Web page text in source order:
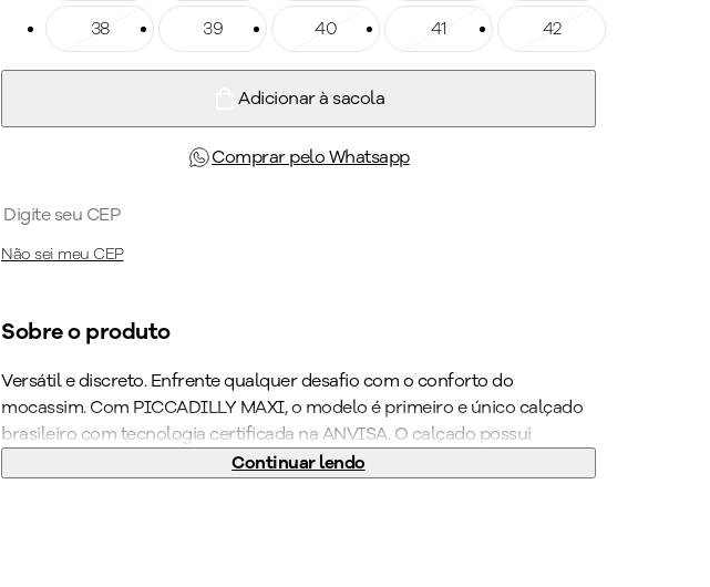
Tamanho: 38
38 Tamanho: 39
39 Tamanho: 40
40 Tamanho: 41
41 Tamanho: 42
42
Adicionar à sacola
Comprar pelo Whatsapp
Não sei meu CEP
Sobre o produto
Versátil e discreto. Enfrente qualquer desafio com o conforto do
mocassim. Com PICCADILLY MAXI, o modelo é primeiro e único calçado
brasileiro com tecnologia certificada na ANVISA. O calçado possui
acabamento superconforto, espuma fofinha no calcanhar, forro
Continuar lendo